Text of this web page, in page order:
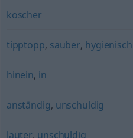
koscher
tipptopp, sauber, hygienisch
hinein, in
anständig, unschuldig
lauter, unschuldig